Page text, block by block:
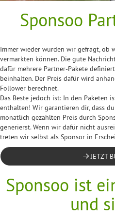
Sponsoo
Immer wieder wurden wir gefragt, ob
vermarkten können. Die gute
dafür mehrere Partner-Pakete
beinhalten. Der Preis dafür wird
Follower berechnet.
Das Beste jedoch ist: In den Paketen
enthalten! Wir garantieren dir, dass
monatlich gezahlten Preis durch
generierst. Wenn wir dafür nicht
treten wir selbst als Sponsor in
JETZT
Sponsoo ist
und